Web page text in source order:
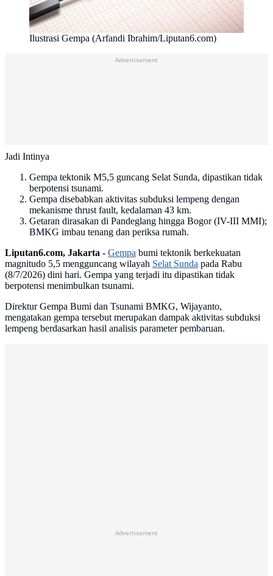
Ilustrasi Gempa (Arfandi Ibrahim/Liputan6.com)
Advertisement
Jadi Intinya
Gempa tektonik M5,5 guncang Selat Sunda, dipastikan tidak
berpotensi tsunami.
Gempa disebabkan aktivitas subduksi lempeng dengan
mekanisme thrust fault, kedalaman 43 km.
Getaran dirasakan di Pandeglang hingga Bogor (IV-III MMI);
BMKG imbau tenang dan periksa rumah.
Liputan6.com, Jakarta - Gempa bumi tektonik berkekuatan
magnitudo 5,5 mengguncang wilayah Selat Sunda pada Rabu
(8/7/2026) dini hari. Gempa yang terjadi itu dipastikan tidak
berpotensi menimbulkan tsunami.
Direktur Gempa Bumi dan Tsunami BMKG, Wijayanto,
mengatakan gempa tersebut merupakan dampak aktivitas subduksi
lempeng berdasarkan hasil analisis parameter pembaruan.
Advertisement